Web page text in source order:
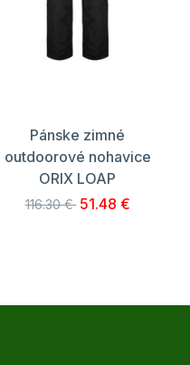
Pánske zimné
outdoorové nohavice
ORIX LOAP
116.30 € 51.48 €